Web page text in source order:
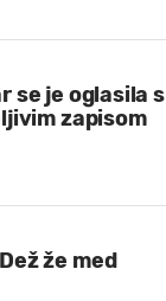
se je oglasila s
zapisom
že med